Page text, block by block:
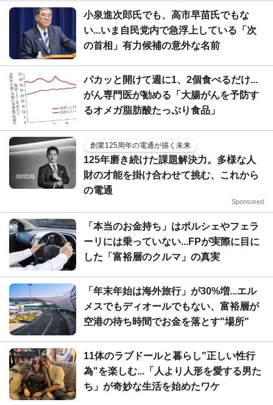
小泉進次郎氏でも、高市早苗氏でもな
い...いま自民党内で急浮上している「次
の首相」有力候補の意外な名前
パカッと開けて週に1、2個食べるだけ...
がん専門医が勧める「大腸がんを予防す
るオメガ脂肪酸たっぷり食品」
創業125周年の電通が描く未来
125年磨き続けた課題解決力。多様な人
財の才能を掛け合わせて挑む、これから
の電通
Sponsored
「本当のお金持ち」はポルシェやフェラ
ーリには乗っていない...FPが実際に目に
した「富裕層のクルマ」の真実
「年末年始は海外旅行」が30%増...エル
メスでもディオールでもない、富裕層が
空港の待ち時間でお金を落とす"場所"
11体のラブドールと暮らし"正しい性行
為"を楽しむ...「人より人形を愛する男た
ち」が奇妙な生活を始めたワケ